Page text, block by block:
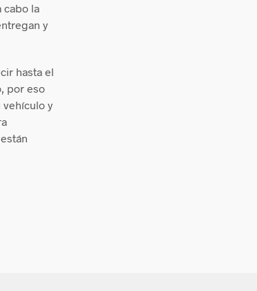
cabo la
y
hasta el
por eso
y